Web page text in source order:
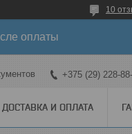
10
оплаты
+375 (29) 228-
ДОСТАВКА И ОПЛАТА